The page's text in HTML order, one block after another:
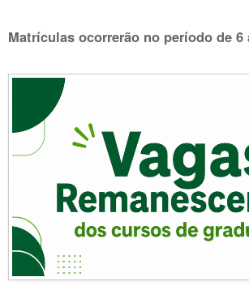
Matrículas ocorrerão no período de 6